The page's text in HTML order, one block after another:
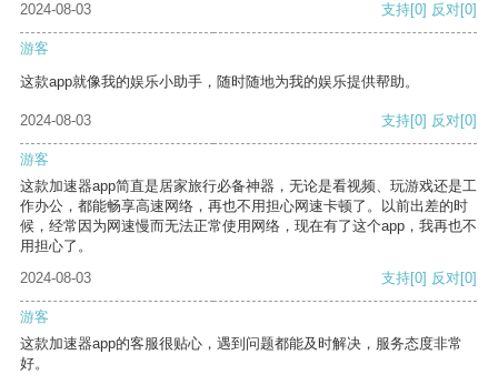
2024-08-03
支持[0] 反对[0]
游客
这款app就像我的娱乐小助手，随时随地为我的娱乐提供帮助。
2024-08-03 支持[0] 反对[0]
游客
这款加速器app简直是居家旅行必备神器，无论是看视频、玩游戏还是工
作办公，都能畅享高速网络，再也不用担心网速卡顿了。以前出差的时
候，经常因为网速慢而无法正常使用网络，现在有了这个app，我再也不
用担心了。
2024-08-03
支持[0] 反对[0]
游客
这款加速器app的客服很贴心，遇到问题都能及时解决，服务态度非常
好。